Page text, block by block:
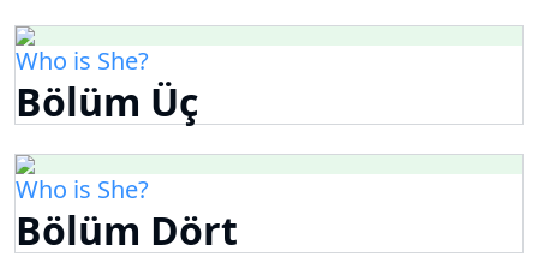
Who is She?
Bölüm Üç
Who is She?
Bölüm Dört